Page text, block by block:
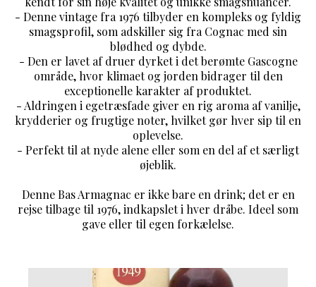
- Denne vintage fra 1976 tilbyder en kompleks og fyldig
smagsprofil, som adskiller sig fra Cognac med sin
blødhed og dybde.
- Den er lavet af druer dyrket i det berømte Gascogne
område, hvor klimaet og jorden bidrager til den
exceptionelle karakter af produktet.
- Aldringen i egetræsfade giver en rig aroma af vanilje,
krydderier og frugtige noter, hvilket gør hver sip til en
oplevelse.
- Perfekt til at nyde alene eller som en del af et særligt
øjeblik.
Denne Bas Armagnac er ikke bare en drink; det er en
rejse tilbage til 1976, indkapslet i hver dråbe. Ideel som
gave eller til egen forkælelse.